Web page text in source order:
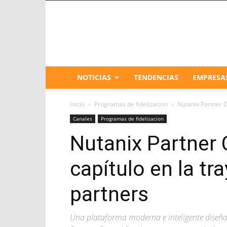
NOTICIAS TENDENCIAS
Inicio Programas de fidelizacion Nutanix Partner
Canales Programas de fidelizacion
Nutanix Partner
capítulo en la
partners
Una plataforma moderna e inteligente